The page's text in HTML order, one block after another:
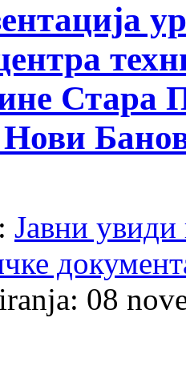
Стара
Нови
Јавни увиди
08